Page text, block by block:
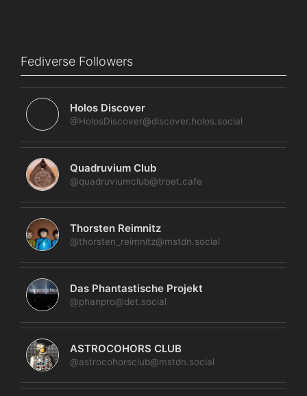
Fediverse Followers
Holos Discover
@HolosDiscover@discover.holos.social
Quadruvium Club
@quadruviumclub@troet.cafe
Thorsten Reimnitz
@thorsten_reimnitz@mstdn.social
Das Phantastische Projekt
@phanpro@det.social
ASTROCOHORS CLUB
@astrocohorsclub@mstdn.social